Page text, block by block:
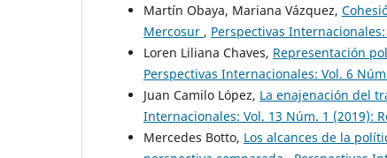
Martín Obaya, Mariana Vázquez,
Mercosur , Perspectivas
Loren Liliana Chaves, Representación
Perspectivas Internacionales: Vol. 6
Juan Camilo López, La enajenación del
Internacionales: Vol. 13 Núm. 1 (2019):
Mercedes Botto, Los alcances de la